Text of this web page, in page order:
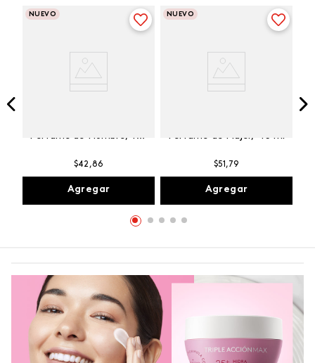
NUEVO
Perfume de Hombre, 100
$42 ,86
Agregar
NUEVO
Perfume de Mujer, 45 ml
$51 ,79
Agregar